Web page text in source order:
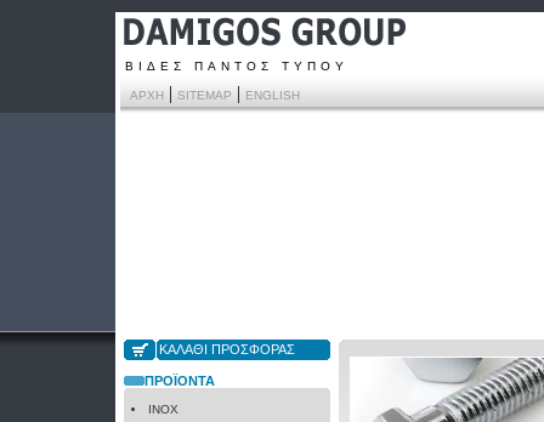
ΒΙΔΕΣ ΠΑΝΤΟΣ ΤΥΠΟΥ
ΑΡΧΗ | SITEMAP | ENGLISH
ΚΑΛΑΘΙ ΠΡΟΣΦΟΡΑΣ
ΠΡΟΪΟΝΤΑ
INOX